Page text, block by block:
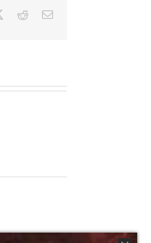
RedditEmail